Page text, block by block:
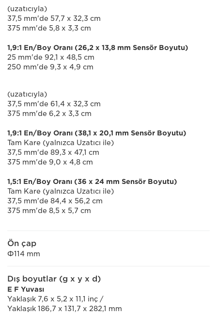
(uzatıcıyla)
37,5 mm'de 57,7 x 32,3 cm
375 mm'de 5,8 x 3,3 cm
1,9:1 En/Boy Oranı (26,2 x 13,8 mm Sensör Boyutu)
25 mm'de 92,1 x 48,5 cm
250 mm'de 9,3 x 4,9 cm
(uzatıcıyla)
37,5 mm'de 61,4 x 32,3 cm
375 mm'de 6,2 x 3,3 cm
1,9:1 En/Boy Oranı (38,1 x 20,1 mm Sensör Boyutu)
Tam Kare (yalnızca Uzatıcı ile)
37,5 mm'de 89,3 x 47,1 cm
375 mm'de 9,0 x 4,8 cm
1,5:1 En/Boy Oranı (36 x 24 mm Sensör Boyutu)
Tam Kare (yalnızca Uzatıcı ile)
37,5 mm'de 84,4 x 56,2 cm
375 mm'de 8,5 x 5,7 cm
Ön çap
Ф114 mm
Dış boyutlar (g x y x d)
E F Yuvası
Yaklaşık 7,6 x 5,2 x 11,1 inç /
Yaklaşık 186,7 x 131,7 x 282,1 mm